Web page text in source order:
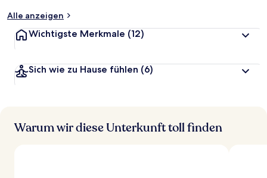
Alle anzeigen
Wichtigste Merkmale (12)
Sich wie zu Hause fühlen (6)
Warum wir diese Unterkunft toll finden